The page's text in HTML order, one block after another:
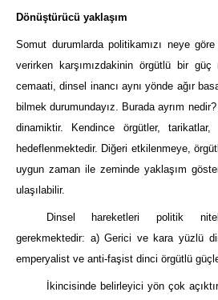
Dönüştürücü yaklaşım
Somut durumlarda politikamızı neye
verirken karşımızdakinin örgütlü bir
cemaati, dinsel inancı aynı yönde ağır
bilmek durumundayız. Burada ayrım
dinamiktir. Kendince örgütler,
hedeflenmektedir. Diğeri etkilenmeye,
uygun zaman ile zeminde yaklaşım
ulaşılabilir.
Dinsel hareketleri politik
gerekmektedir: a) Gerici ve kara yüzlü
emperyalist ve anti-faşist dinci örgütlü
İkincisinde belirleyici yön çok